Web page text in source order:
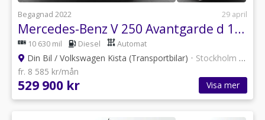
Begagnad 2022 29 april
Mercedes-Benz V 250 Avantgarde d 190 9G-Tronic/Läder/Eldörrar/Nav
10 630 mil Diesel Automat
Din Bil / Volkswagen Kista (Transportbilar) • Stockholm •12
fr. 8 585 kr/mån
529 900 kr Visa mer